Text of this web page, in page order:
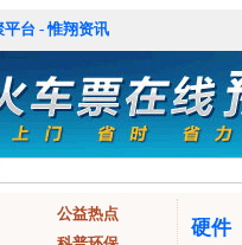
台 - 惟翔资讯
公益热点
硬件